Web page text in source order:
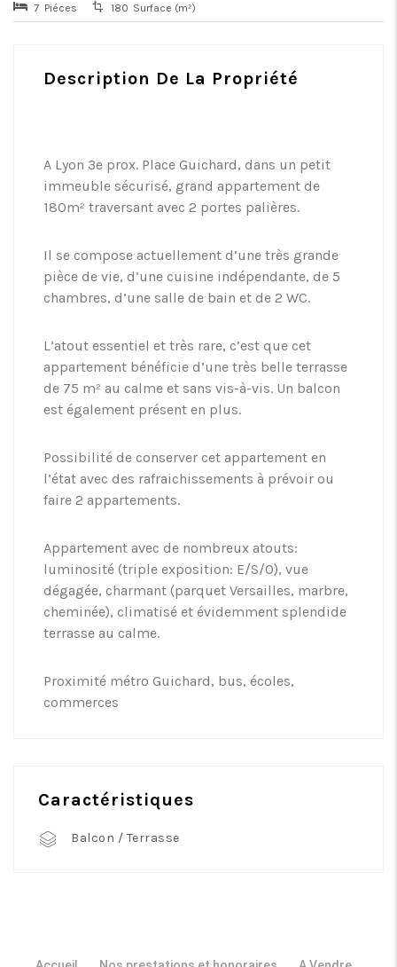
7 Piéces 180 Surface (m²)
Description De La Propriété
A Lyon 3e prox. Place Guichard, dans un petit
immeuble sécurisé, grand appartement de
180m² traversant avec 2 portes palières.
Il se compose actuellement d’une très grande
pièce de vie, d’une cuisine indépendante, de 5
chambres, d’une salle de bain et de 2 WC.
L’atout essentiel et très rare, c’est que cet
appartement bénéficie d’une très belle terrasse
de 75 m² au calme et sans vis-à-vis. Un balcon
est également présent en plus.
Possibilité de conserver cet appartement en
l’état avec des rafraichissements à prévoir ou
faire 2 appartements.
Appartement avec de nombreux atouts:
luminosité (triple exposition: E/S/O), vue
dégagée, charmant (parquet Versailles, marbre,
cheminée), climatisé et évidemment splendide
terrasse au calme.
Proximité métro Guichard, bus, écoles,
commerces
Caractéristiques
Balcon / Terrasse